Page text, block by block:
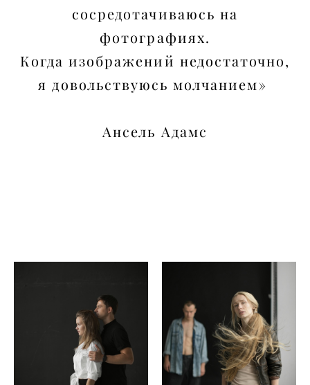
сосредотачиваюсь на
фотографиях.
Когда изображений недостаточно,
я довольствуюсь молчанием»
Ансель Адамс